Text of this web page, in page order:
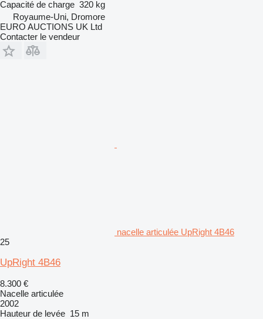
Capacité de charge 320 kg
Royaume-Uni, Dromore
EURO AUCTIONS UK Ltd
Contacter le vendeur
nacelle articulée UpRight 4B46
25
UpRight 4B46
8.300 €
Nacelle articulée
2002
Hauteur de levée 15 m